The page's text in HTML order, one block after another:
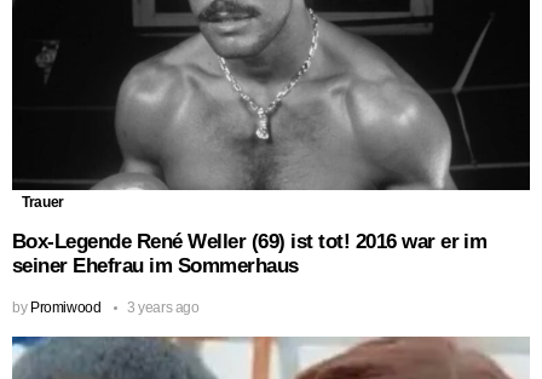
Trauer
Box-Legende René Weller (69) ist tot! 2016 war er im
seiner Ehefrau im Sommerhaus
by Promiwood 3 years ago